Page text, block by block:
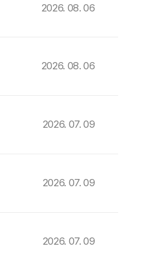
2026. 08. 06
2026. 08. 06
2026. 07. 09
2026. 07. 09
2026. 07. 09